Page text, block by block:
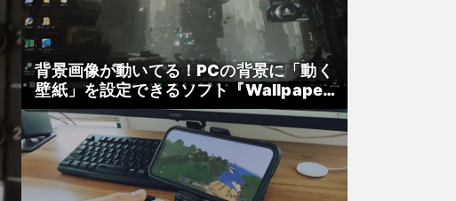
背景画像が動いてる！PCの背景に「動く
壁紙」を設定できるソフト『Wallpaper
Engine』紹介